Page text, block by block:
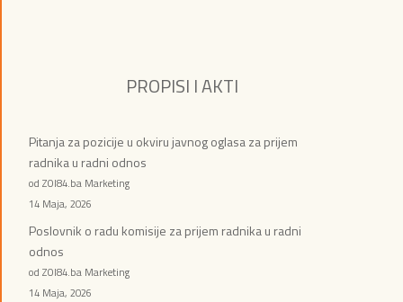
PROPISI I AKTI
Pitanja za pozicije u okviru javnog oglasa za prijem
radnika u radni odnos
od ZOI84.ba Marketing
14 Maja, 2026
Poslovnik o radu komisije za prijem radnika u radni
odnos
od ZOI84.ba Marketing
14 Maja, 2026